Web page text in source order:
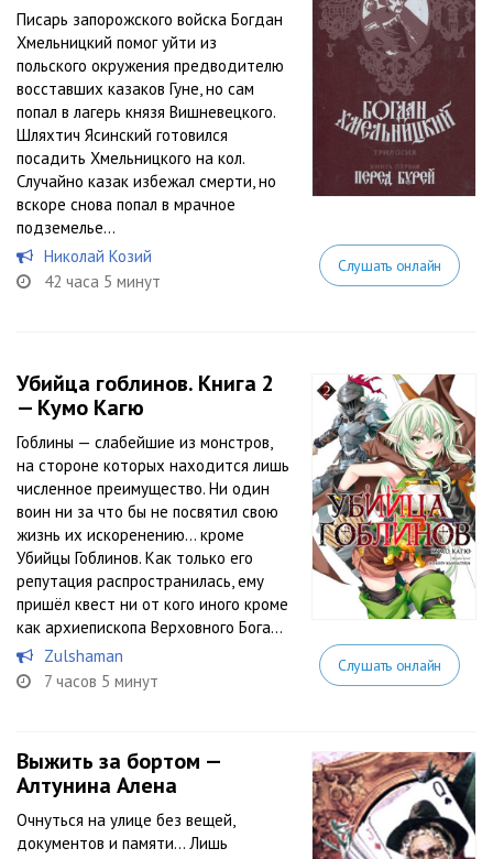
Писарь запорожского войска Богдан
Хмельницкий помог уйти из
польского окружения предводителю
восставших казаков Гуне, но сам
попал в лагерь князя Вишневецкого.
Шляхтич Ясинский готовился
посадить Хмельницкого на кол.
Случайно казак избежал смерти, но
вскоре снова попал в мрачное
подземелье...
Николай Козий
42 часа 5 минут
Слушать онлайн
Убийца гоблинов. Книга 2
— Кумо Кагю
Гоблины — слабейшие из монстров,
на стороне которых находится лишь
численное преимущество. Ни один
воин ни за что бы не посвятил свою
жизнь их искоренению… кроме
Убийцы Гоблинов. Как только его
репутация распространилась, ему
пришёл квест ни от кого иного кроме
как архиепископа Верховного Бога...
Zulshaman
7 часов 5 минут
Слушать онлайн
Выжить за бортом —
Алтунина Алена
Очнуться на улице без вещей,
документов и памяти… Лишь